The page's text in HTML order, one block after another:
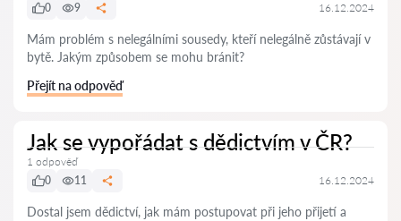
0
9 16.12.2024
Mám problém s nelegálními sousedy, kteří nelegálně zůstávají v
bytě. Jakým způsobem se mohu bránit?
Přejít na odpověď
Jak se vypořádat s dědictvím v ČR?
1 odpověď
0
11 16.12.2024
Dostal jsem dědictví, jak mám postupovat při jeho přijetí a